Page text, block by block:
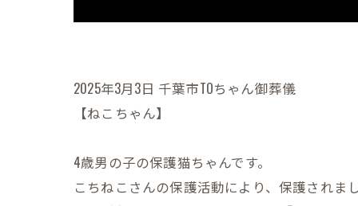
2025年3月3日 千葉市TOちゃん御葬儀
【ねこちゃん】
4歳男の子の保護猫ちゃんです。
こちねこさんの保護活動により、保護されま